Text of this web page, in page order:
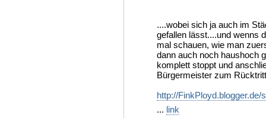
....wobei sich ja auch im
gefallen lässt....und wenns
mal schauen, wie man
dann auch noch haushoch
komplett stoppt und
Bürgermeister zum
http://FinkPloyd.blogger.de/
... link